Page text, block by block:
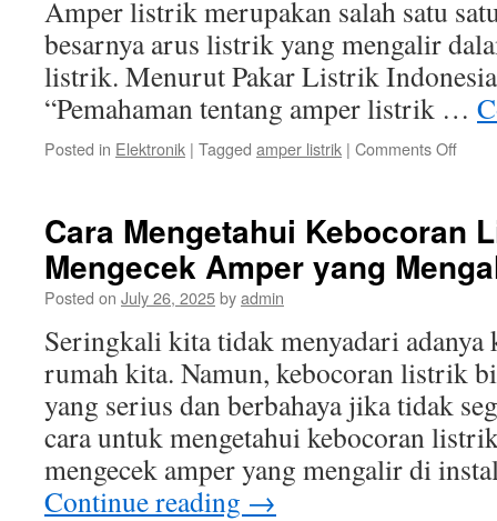
Amper listrik merupakan salah satu
besarnya arus listrik yang mengalir
listrik. Menurut Pakar Listrik
“Pemahaman tentang amper listrik …
Posted in Elektronik | Tagged amper listrik | Comments Offon
Listrik
bagi
Cara Mengetahui Kebocoran
Mengecek Amper yang
Posted on July 26, 2025byadmin
Seringkali kita tidak menyadari
rumah kita. Namun, kebocoran listrik
yang serius dan berbahaya jika tidak
cara untuk mengetahui kebocoran
mengecek amper yang mengalir di
Continue reading →